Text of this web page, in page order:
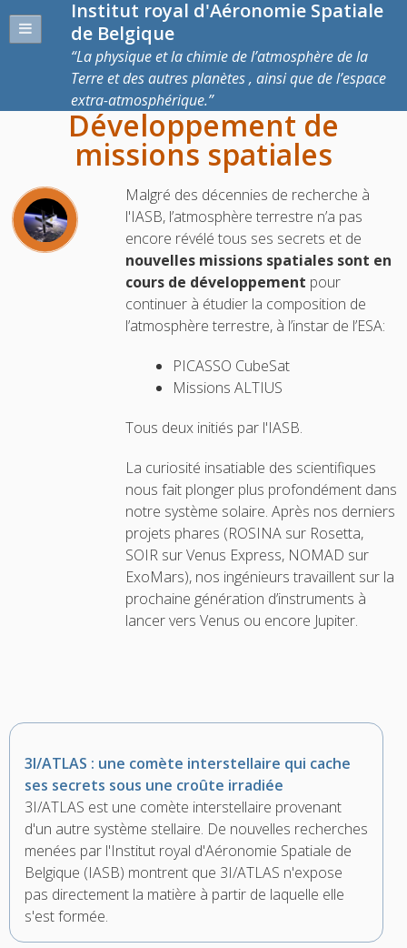
Institut royal d'Aéronomie Spatiale
de Belgique
La physique et la chimie de l’atmosphère de la
Terre et des autres planètes , ainsi que de l’espace
extra-atmosphérique.
Développement de
missions spatiales
Malgré des décennies de recherche à
l'IASB, l’atmosphère terrestre n’a pas
encore révélé tous ses secrets et de
nouvelles missions spatiales sont en
cours de développement pour
continuer à étudier la composition de
l’atmosphère terrestre, à l’instar de l’ESA:
PICASSO CubeSat
Missions ALTIUS
Tous deux initiés par l'IASB.
La curiosité insatiable des scientifiques
nous fait plonger plus profondément dans
notre système solaire. Après nos derniers
projets phares (ROSINA sur Rosetta,
SOIR sur Venus Express, NOMAD sur
ExoMars), nos ingénieurs travaillent sur la
prochaine génération d’instruments à
lancer vers Venus ou encore Jupiter.
3I/ATLAS : une comète interstellaire qui cache
ses secrets sous une croûte irradiée
3I/ATLAS est une comète interstellaire provenant
d'un autre système stellaire. De nouvelles recherches
menées par l'Institut royal d'Aéronomie Spatiale de
Belgique (IASB) montrent que 3I/ATLAS n'expose
pas directement la matière à partir de laquelle elle
s'est formée.